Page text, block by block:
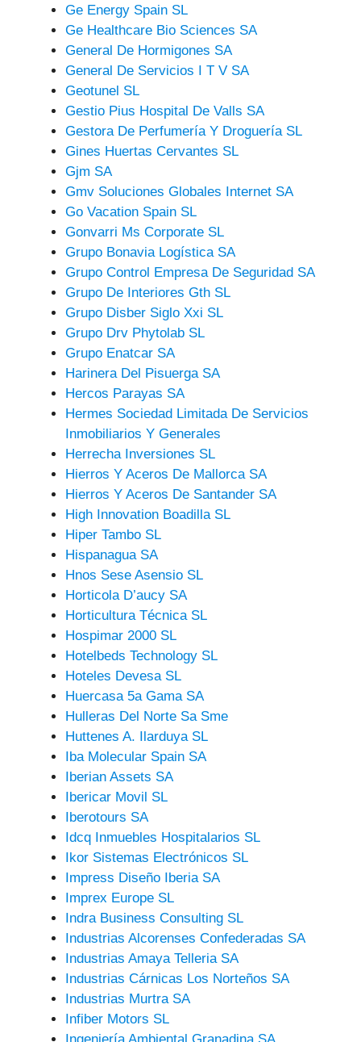
Ge Energy Spain SL
Ge Healthcare Bio Sciences SA
General De Hormigones SA
General De Servicios I T V SA
Geotunel SL
Gestio Pius Hospital De Valls SA
Gestora De Perfumería Y Droguería SL
Gines Huertas Cervantes SL
Gjm SA
Gmv Soluciones Globales Internet SA
Go Vacation Spain SL
Gonvarri Ms Corporate SL
Grupo Bonavia Logística SA
Grupo Control Empresa De Seguridad SA
Grupo De Interiores Gth SL
Grupo Disber Siglo Xxi SL
Grupo Drv Phytolab SL
Grupo Enatcar SA
Harinera Del Pisuerga SA
Hercos Parayas SA
Hermes Sociedad Limitada De Servicios
Inmobiliarios Y Generales
Herrecha Inversiones SL
Hierros Y Aceros De Mallorca SA
Hierros Y Aceros De Santander SA
High Innovation Boadilla SL
Hiper Tambo SL
Hispanagua SA
Hnos Sese Asensio SL
Horticola D’aucy SA
Horticultura Técnica SL
Hospimar 2000 SL
Hotelbeds Technology SL
Hoteles Devesa SL
Huercasa 5a Gama SA
Hulleras Del Norte Sa Sme
Huttenes A. Ilarduya SL
Iba Molecular Spain SA
Iberian Assets SA
Ibericar Movil SL
Iberotours SA
Idcq Inmuebles Hospitalarios SL
Ikor Sistemas Electrónicos SL
Impress Diseño Iberia SA
Imprex Europe SL
Indra Business Consulting SL
Industrias Alcorenses Confederadas SA
Industrias Amaya Telleria SA
Industrias Cárnicas Los Norteños SA
Industrias Murtra SA
Infiber Motors SL